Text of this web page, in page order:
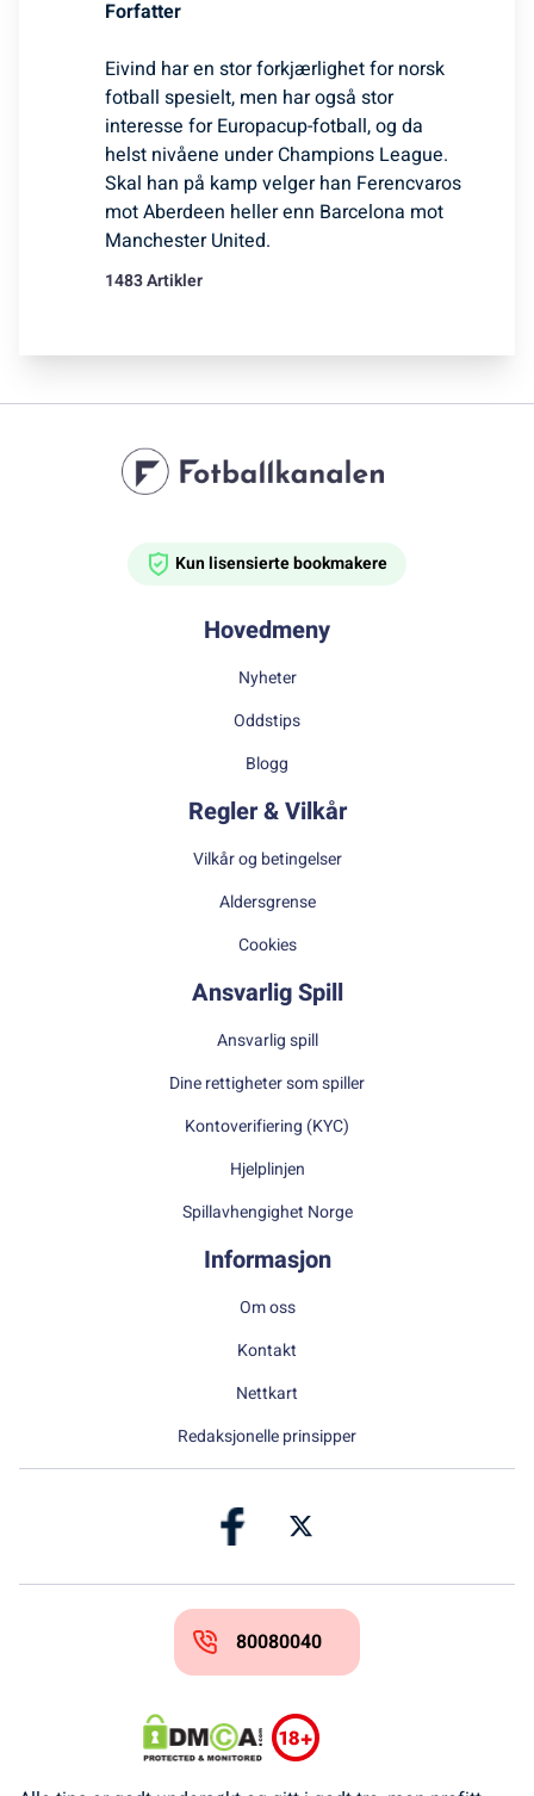
Forfatter
Eivind har en stor forkjærlighet for norsk
fotball spesielt, men har også stor
interesse for Europacup-fotball, og da
helst nivåene under Champions League.
Skal han på kamp velger han Ferencvaros
mot Aberdeen heller enn Barcelona mot
Manchester United.
1483 Artikler
Kun lisensierte bookmakere
Hovedmeny
Nyheter
Oddstips
Blogg
Regler & Vilkår
Vilkår og betingelser
Aldersgrense
Cookies
Ansvarlig Spill
Ansvarlig spill
Dine rettigheter som spiller
Kontoverifiering (KYC)
Hjelplinjen
Spillavhengighet Norge
Informasjon
Om oss
Kontakt
Nettkart
Redaksjonelle prinsipper
80080040